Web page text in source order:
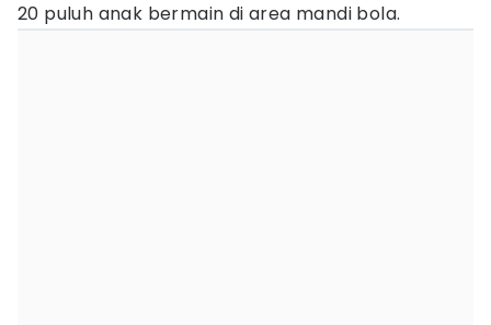
20 puluh anak bermain di area mandi bola.